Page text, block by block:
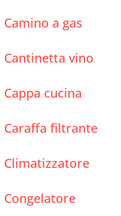
Camino a gas
Cantinetta vino
Cappa cucina
Caraffa filtrante
Climatizzatore
Congelatore